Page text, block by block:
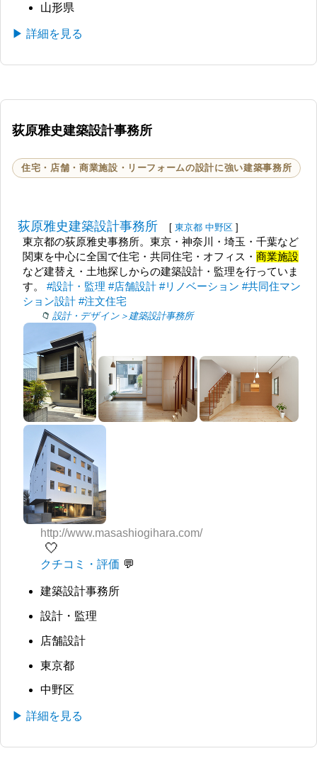
山形県
▶ 詳細を見る
荻原雅史建築設計事務所
住宅・店舗・商業施設・リーフォームの設計に強い建築事務所
荻原雅史建築設計事務所 [ 東京都 中野区 ]
東京都の荻原雅史事務所。東京・神奈川・埼玉・千葉など
関東を中心に全国で住宅・共同住宅・オフィス・商業施設
など建替え・土地探しからの建築設計・監理を行っていま
す。#設計・監理 #店舗設計 #リノベーション #共同住マン
ション設計 #注文住宅
設計・デザイン＞建築設計事務所
http://www.masashiogihara.com/
🤍
クチコミ・評価
建築設計事務所
設計・監理
店舗設計
東京都
中野区
▶ 詳細を見る